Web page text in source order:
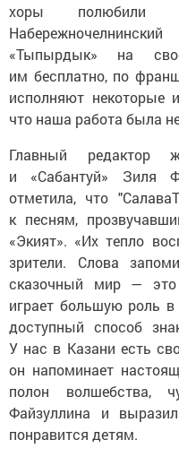
хоры
«Тыпырдык» на
им бесплатно, по
исполняют некоторые
что наша работа была
Главный редактор
и «Сабантуй» Зиля
отметила, что
к песням,
«Экият». «Их тепло
зрители. Слова
сказочный мир — это
играет большую роль
доступный способ
У нас в Казани есть
он напоминает
полон волшебства,
Файзуллина и
понравится детям.